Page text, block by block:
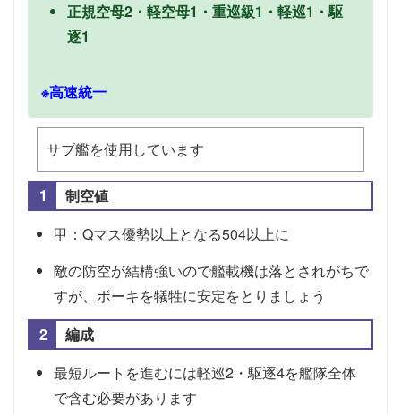
正規空母2・軽空母1・重巡級1・軽巡1・駆
逐1
※高速統一
サブ艦を使用しています
制空値
甲：Qマス優勢以上となる504以上に
敵の防空が結構強いので艦載機は落とされがちで
すが、ボーキを犠牲に安定をとりましょう
編成
最短ルートを進むには軽巡2・駆逐4を艦隊全体
で含む必要があります